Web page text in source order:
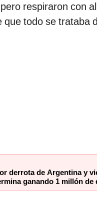
respiraron con
que todo se trataba
derrota de Argentina y
ganando 1 millón de